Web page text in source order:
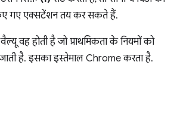
गए एक्सटेंशन तय कर सकते हैं.
वह होती है जो प्राथमिकता के नियमों को
है. इसका इस्तेमाल Chrome करता है.